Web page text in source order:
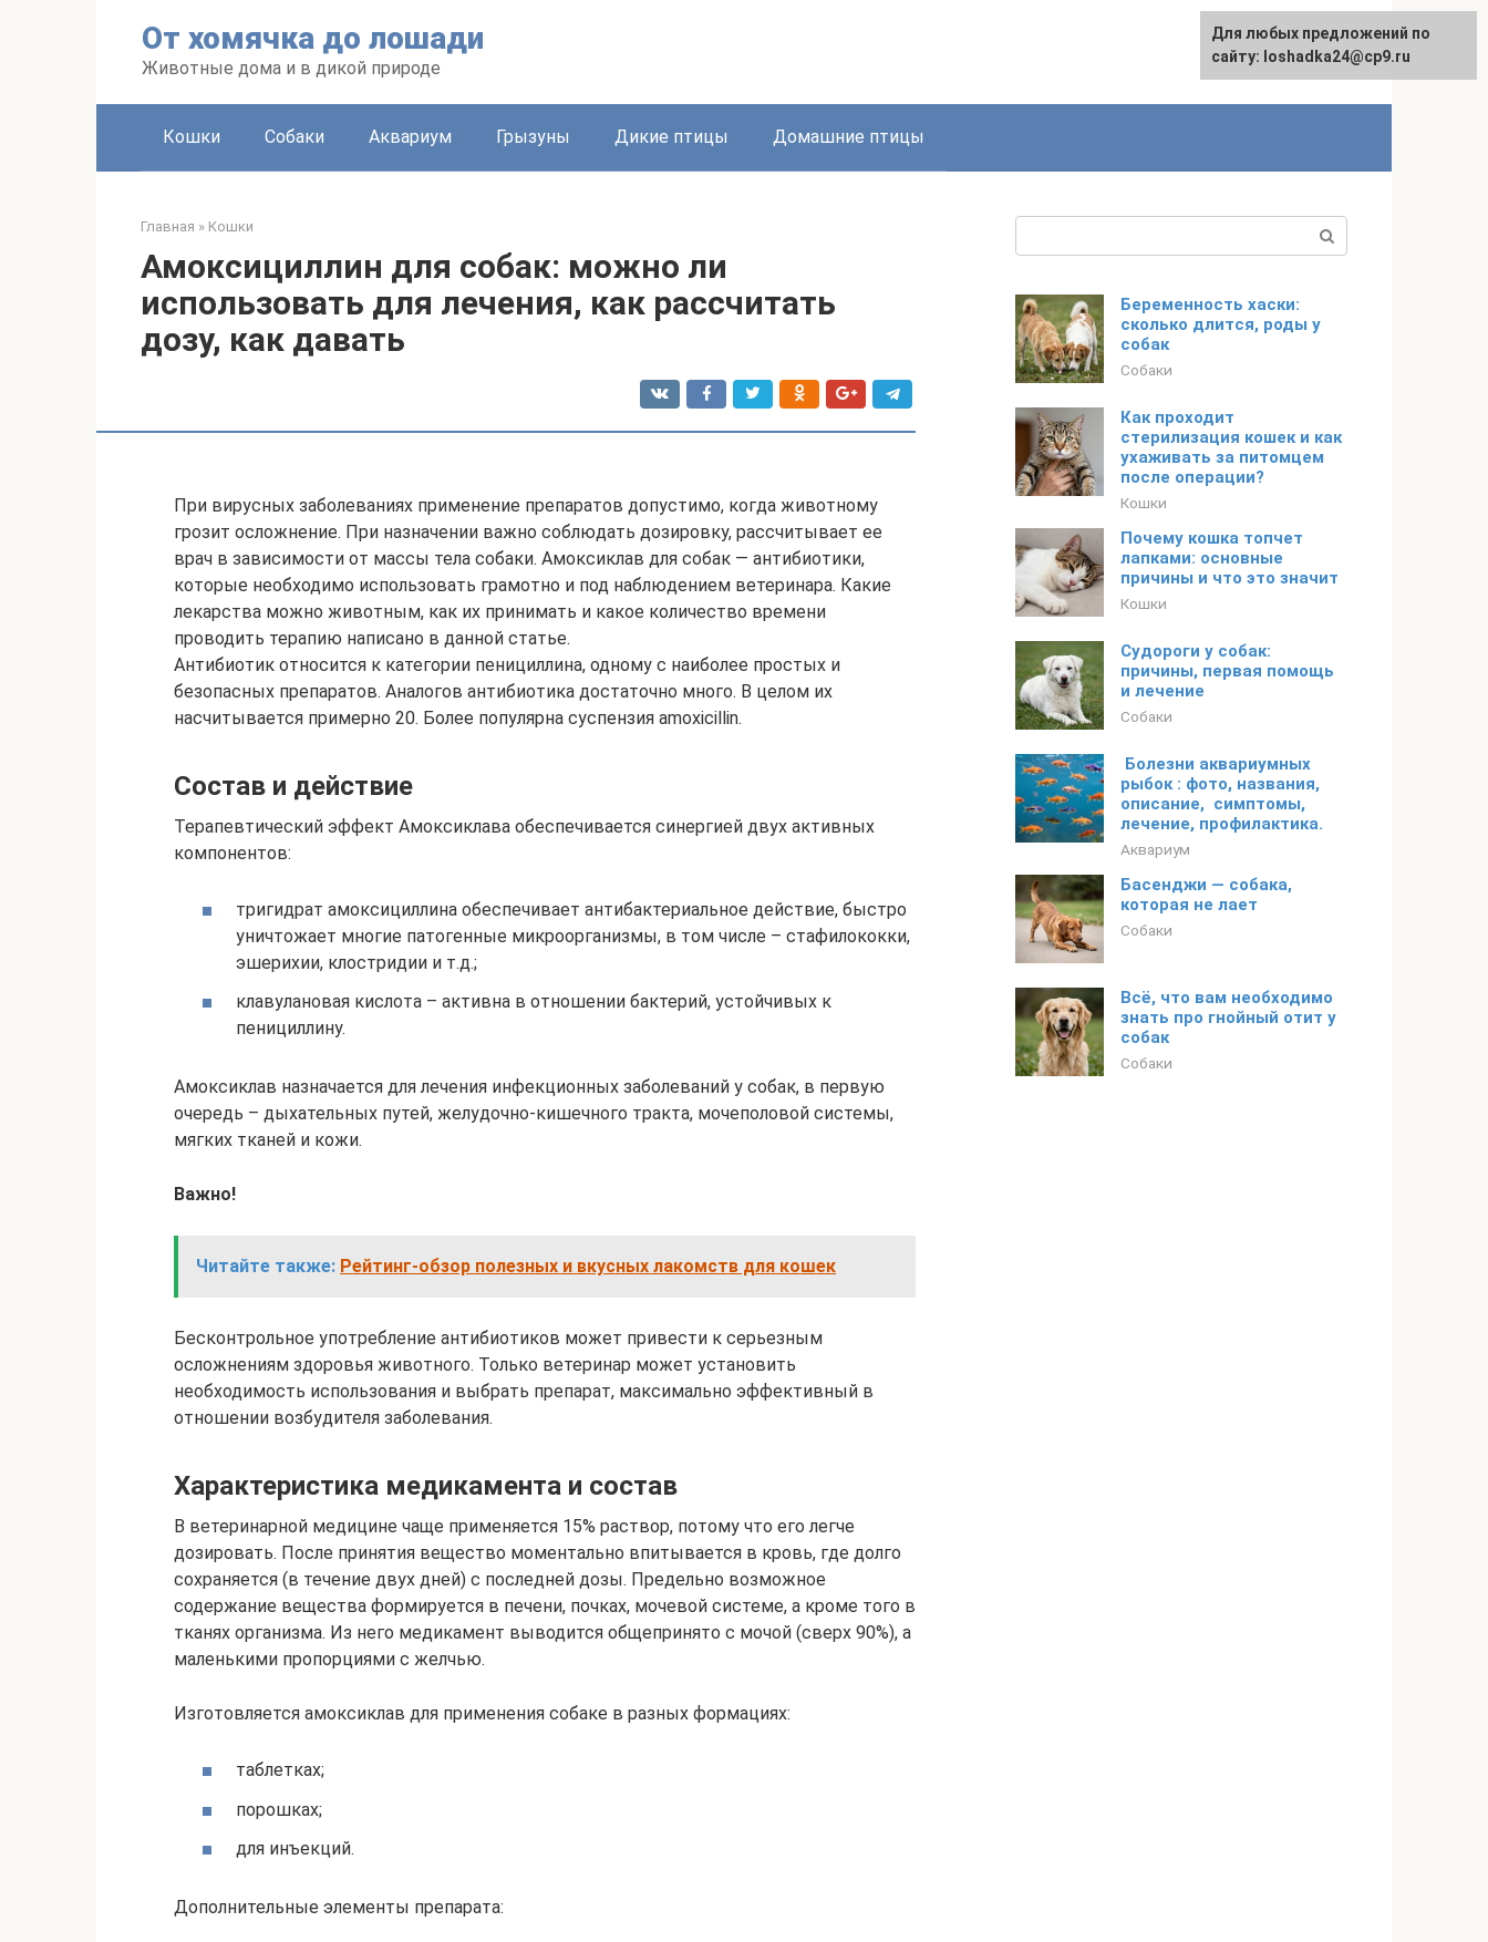
От хомячка до лошади
Животные дома и в дикой природе
Кошки Собаки Аквариум Грызуны Дикие птицы Домашние птицы
Главная » Кошки
Амоксициллин для собак: можно ли
использовать для лечения, как рассчитать
дозу, как давать
При вирусных заболеваниях применение препаратов допустимо, когда животному
грозит осложнение. При назначении важно соблюдать дозировку, рассчитывает ее
врач в зависимости от массы тела собаки. Амоксиклав для собак — антибиотики,
которые необходимо использовать грамотно и под наблюдением ветеринара. Какие
лекарства можно животным, как их принимать и какое количество времени
проводить терапию написано в данной статье.
Антибиотик относится к категории пенициллина, одному с наиболее простых и
безопасных препаратов. Аналогов антибиотика достаточно много. В целом их
насчитывается примерно 20. Более популярна суспензия amoxicillin.
Состав и действие
Терапевтический эффект Амоксиклава обеспечивается синергией двух активных
компонентов:
тригидрат амоксициллина обеспечивает антибактериальное действие, быстро
уничтожает многие патогенные микроорганизмы, в том числе – стафилококки,
эшерихии, клостридии и т.д.;
клавулановая кислота – активна в отношении бактерий, устойчивых к
пенициллину.
Амоксиклав назначается для лечения инфекционных заболеваний у собак, в первую
очередь – дыхательных путей, желудочно-кишечного тракта, мочеполовой системы,
мягких тканей и кожи.
Важно!
Читайте также: Рейтинг-обзор полезных и вкусных лакомств для кошек
Бесконтрольное употребление антибиотиков может привести к серьезным
осложнениям здоровья животного. Только ветеринар может установить
необходимость использования и выбрать препарат, максимально эффективный в
отношении возбудителя заболевания.
Характеристика медикамента и состав
В ветеринарной медицине чаще применяется 15% раствор, потому что его легче
дозировать. После принятия вещество моментально впитывается в кровь, где долго
сохраняется (в течение двух дней) с последней дозы. Предельно возможное
содержание вещества формируется в печени, почках, мочевой системе, а кроме того в
тканях организма. Из него медикамент выводится общепринято с мочой (сверх 90%), а
маленькими пропорциями с желчью.
Изготовляется амоксиклав для применения собаке в разных формациях:
таблетках;
порошках;
для инъекций.
Дополнительные элементы препарата:
Беременность хаски:
сколько длится, роды у
собак
Собаки
Как проходит
стерилизация кошек и как
ухаживать за питомцем
после операции?
Кошки
Почему кошка топчет
лапками: основные
причины и что это значит
Кошки
Судороги у собак:
причины, первая помощь
и лечение
Собаки
Болезни аквариумных
рыбок : фото, названия,
описание, симптомы,
лечение, профилактика.
Аквариум
Басенджи — собака,
которая не лает
Собаки
Всё, что вам необходимо
знать про гнойный отит у
собак
Собаки
Для любых предложений по
сайту: loshadka24@cp9.ru